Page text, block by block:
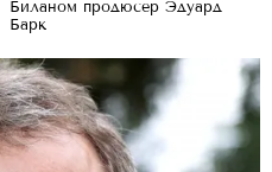
Биланом продюсер Эдуард
Барк